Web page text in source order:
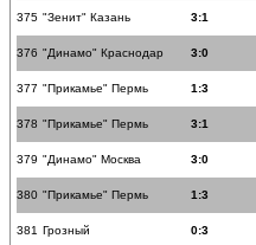
375 "Зенит" Казань 3:1
376 "Динамо" Краснодар 3:0
377 "Прикамье" Пермь 1:3
378 "Прикамье" Пермь 3:1
379 "Динамо" Москва 3:0
380 "Прикамье" Пермь 1:3
381 Грозный 0:3